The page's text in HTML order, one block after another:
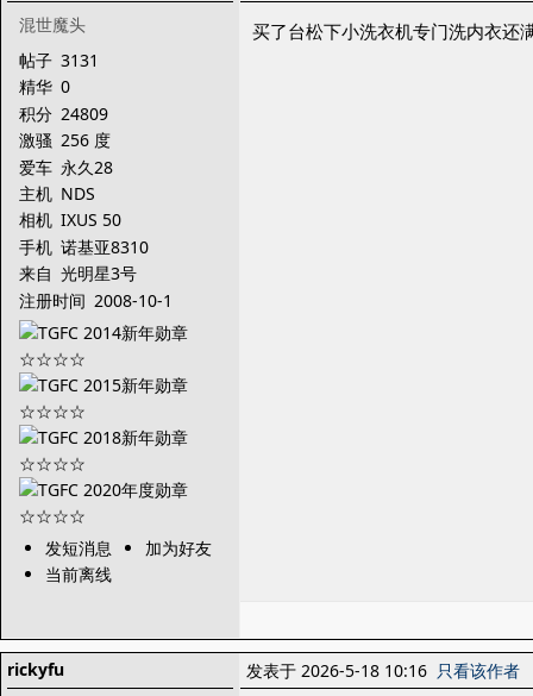
混世魔头
帖子 3131
精华 0
积分 24809
激骚 256 度
爱车 永久28
主机 NDS
相机 IXUS 50
手机 诺基亚8310
来自 光明星3号
注册时间 2008-10-1
发短消息
加为好友
当前离线
买了台松下小洗衣机专门洗内衣还
rickyfu
发表于 2026-5-18 10:16 只看该作者